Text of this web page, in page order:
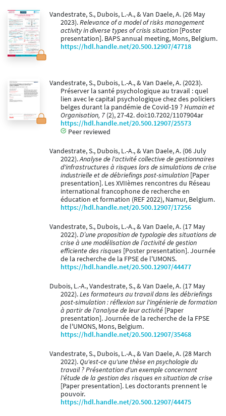
Vandestrate, S., Dubois, L.-A., & Van Daele, A. (26 May
2023).Relevance of a model of risks management
activity in diverse types of crisis situation [Poster
presentation]. BAPS annual meeting, Mons, Belgium.
https://hdl.handle.net/20.500.12907/47718
Vandestrate, S., Dubois, L.-A., & Van Daele, A. (2023).
Préserver la santé psychologique au travail : quel
lien avec le capital psychologique chez des policiers
belges durant la pandémie de Covid-19 ?Humain et
Organisation, 7 (2), 27-42. doi:10.7202/1107904ar
https://hdl.handle.net/20.500.12907/25573
Peer reviewed
Vandestrate, S., Dubois, L.-A., & Van Daele, A. (06 July
2022).Analyse de l'activité collective de gestionnaires
d'infrastructures à risques lors de simulations de crise
industrielle et de débriefings post-simulation [Paper
presentation]. Les XVIIèmes rencontres du Réseau
international francophone de recherche en
éducation et formation (REF 2022), Namur, Belgium.
https://hdl.handle.net/20.500.12907/17256
Vandestrate, S., Dubois, L.-A., & Van Daele, A. (17 May
2022).D’une proposition de typologie des situations de
crise à une modélisation de l’activité de gestion
efficiente des risques [Poster presentation]. Journée
de la recherche de la FPSE de l'UMONS.
https://hdl.handle.net/20.500.12907/44477
Dubois, L.-A., Vandestrate, S., & Van Daele, A. (17 May
2022).Les formateurs au travail dans les débriefings
post-simulation : réflexion sur l'ingénierie de formation
à partir de l'analyse de leur activité [Paper
presentation]. Journée de la recherche de la FPSE
de l'UMONS, Mons, Belgium.
https://hdl.handle.net/20.500.12907/35468
Vandestrate, S., Dubois, L.-A., & Van Daele, A. (28 March
2022).Qu'est-ce qu'une thèse en psychologie du
travail ? Présentation d'un exemple concernant
l'étude de la gestion des risques en situation de crise
[Paper presentation]. Les doctorants prennent le
pouvoir.
https://hdl.handle.net/20.500.12907/44475